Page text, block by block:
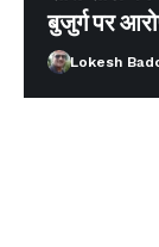
बुजुर्ग पर
Lokesh